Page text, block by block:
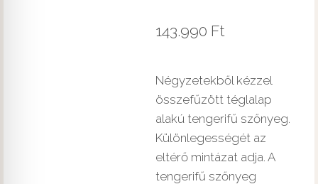
143.990 Ft
Négyzetekből kézzel
összefűzött téglalap
alakú tengerifű szőnyeg.
Különlegességét az
eltérő mintázat adja. A
tengerifű szőnyeg